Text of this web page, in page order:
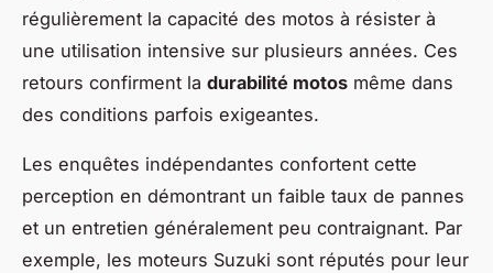
régulièrement la capacité des motos à résister à
une utilisation intensive sur plusieurs années. Ces
retours confirment la durabilité motos même dans
des conditions parfois exigeantes.
Les enquêtes indépendantes confortent cette
perception en démontrant un faible taux de pannes
et un entretien généralement peu contraignant. Par
exemple, les moteurs Suzuki sont réputés pour leur